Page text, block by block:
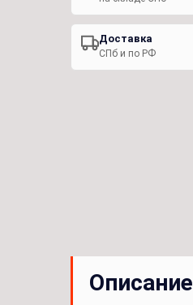
Доставка
СПб и по РФ
Описание